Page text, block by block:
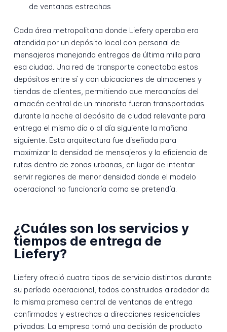
de ventanas estrechas
Cada área metropolitana donde Liefery operaba era
atendida por un depósito local con personal de
mensajeros manejando entregas de última milla para
esa ciudad. Una red de transporte conectaba estos
depósitos entre sí y con ubicaciones de almacenes y
tiendas de clientes, permitiendo que mercancías del
almacén central de un minorista fueran transportadas
durante la noche al depósito de ciudad relevante para
entrega el mismo día o al día siguiente la mañana
siguiente. Esta arquitectura fue diseñada para
maximizar la densidad de mensajeros y la eficiencia de
rutas dentro de zonas urbanas, en lugar de intentar
servir regiones de menor densidad donde el modelo
operacional no funcionaría como se pretendía.
¿Cuáles son los servicios y
tiempos de entrega de
Liefery?
Liefery ofreció cuatro tipos de servicio distintos durante
su período operacional, todos construidos alrededor de
la misma promesa central de ventanas de entrega
confirmadas y estrechas a direcciones residenciales
privadas. La empresa tomó una decisión de producto